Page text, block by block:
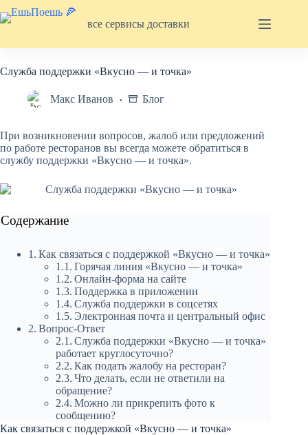
к
все сервисы доставки
Служба поддержки «Вкусно — и точка»
Макс Иванов Блог
При возникновении вопросов, жалоб или предложений
по работе ресторанов вы всегда можете обратиться в
службу поддержки «Вкусно — и точка».
Содержание
Как связаться с поддержкой «Вкусно — и точка»
Горячая линия «Вкусно — и точка»
Онлайн-форма на сайте
Поддержка в приложении
Служба поддержки в соцсетях
Электронная почта и центральный офис
Вопрос-Ответ
Служба поддержки «Вкусно — и точка»
работает круглосуточно?
Как подать жалобу на ресторан?
Что делать, если не ответили на
обращение?
Можно ли прикрепить фото к
сообщению?
Как связаться с поддержкой «Вкусно — и точка»